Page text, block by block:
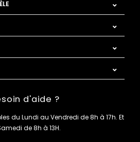
d'aide ?
du Lundi au Vendredi de 8h à 17h. Et
de 8h à 13H.